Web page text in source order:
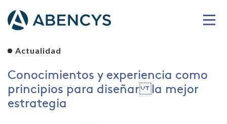
Actualidad
Conocimientos y experiencia como
principios para diseñar la mejor
estrategia